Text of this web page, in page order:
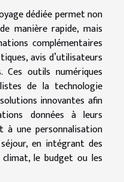
dédiée permet non
manière rapide, mais
complémentaires
avis d’utilisateurs
Ces outils numériques
de la technologie
innovantes afin
données à leurs
à une personnalisation
en intégrant des
le budget ou les